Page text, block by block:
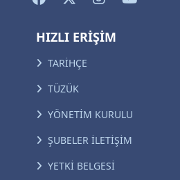
HIZLI ERİŞİM
TARİHÇE
TÜZÜK
YÖNETİM KURULU
ŞUBELER İLETİŞİM
YETKİ BELGESİ